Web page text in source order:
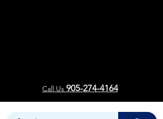
Call Us 905-274-4164